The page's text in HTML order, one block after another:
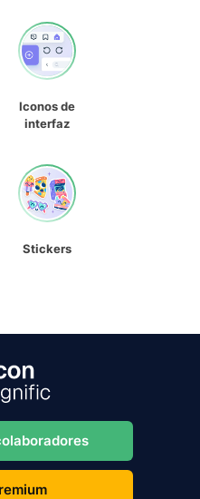
Iconos de
interfaz
Stickers